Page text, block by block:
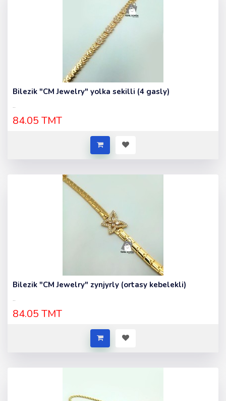
Bilezik "CM Jewelry" yolka sekilli (4 gasly)
..
84.05 TMT
Bilezik "CM Jewelry" zynjyrly (ortasy kebelekli)
..
84.05 TMT